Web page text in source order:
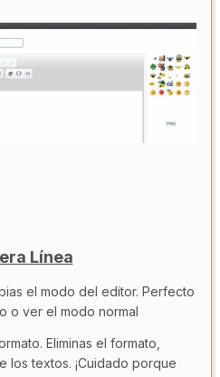
Línea
el modo del editor. Perfecto
o ver el modo normal
Eliminas el formato,
los textos. ¡Cuidado porque